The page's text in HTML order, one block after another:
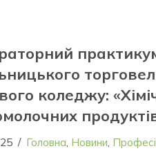
коледжу:
Головна Новини